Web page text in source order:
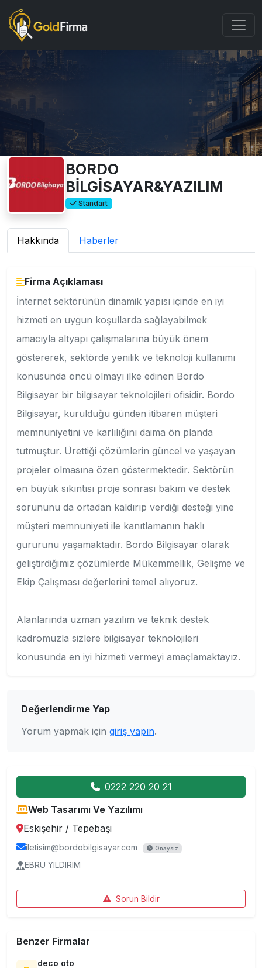
BORDO
BİLGİSAYAR&YAZILIM
Standart
Hakkında Haberler
Firma Açıklaması
İnternet sektörünün dinamik yapısı içinde en iyi
hizmeti en uygun koşullarda sağlayabilmek
amacıyla altyapı çalışmalarına büyük önem
göstererek, sektörde yenilik ve teknoloji kullanımı
konusunda öncü olmayı ilke edinen Bordo
Bilgisayar bir bilgisayar teknolojileri ofisidir. Bordo
Bilgisayar, kurulduğu günden itibaren müşteri
memnuniyetini ve karlılığını daima ön planda
tutmuştur. Ürettiği çözümlerin güncel ve yaşayan
projeler olmasına özen göstermektedir. Sektörün
en büyük sıkıntısı proje sonrası bakım ve destek
sorununu da ortadan kaldırıp verdiği desteği yine
müşteri memnuniyeti ile kanıtlamanın haklı
gururunu yaşamaktadır. Bordo Bilgisayar olarak
geliştirdiğimiz çözümlerde Mükemmellik, Gelişme ve
Ekip Çalışması değerlerini temel alıyoruz.
Alanlarında uzman yazılım ve teknik destek
kadromuzla sizlere bilgisayar teknolojileri
konusunda en iyi hizmeti vermeyi amaçlamaktayız.
Değerlendirme Yap
Yorum yapmak için giriş yapın.
0222 220 20 21
Web Tasarımı Ve Yazılımı
Eskişehir / Tepebaşi
iletisim@bordobilgisayar.com Onaysız
EBRU YILDIRIM
Sorun Bildir
Benzer Firmalar
deco oto